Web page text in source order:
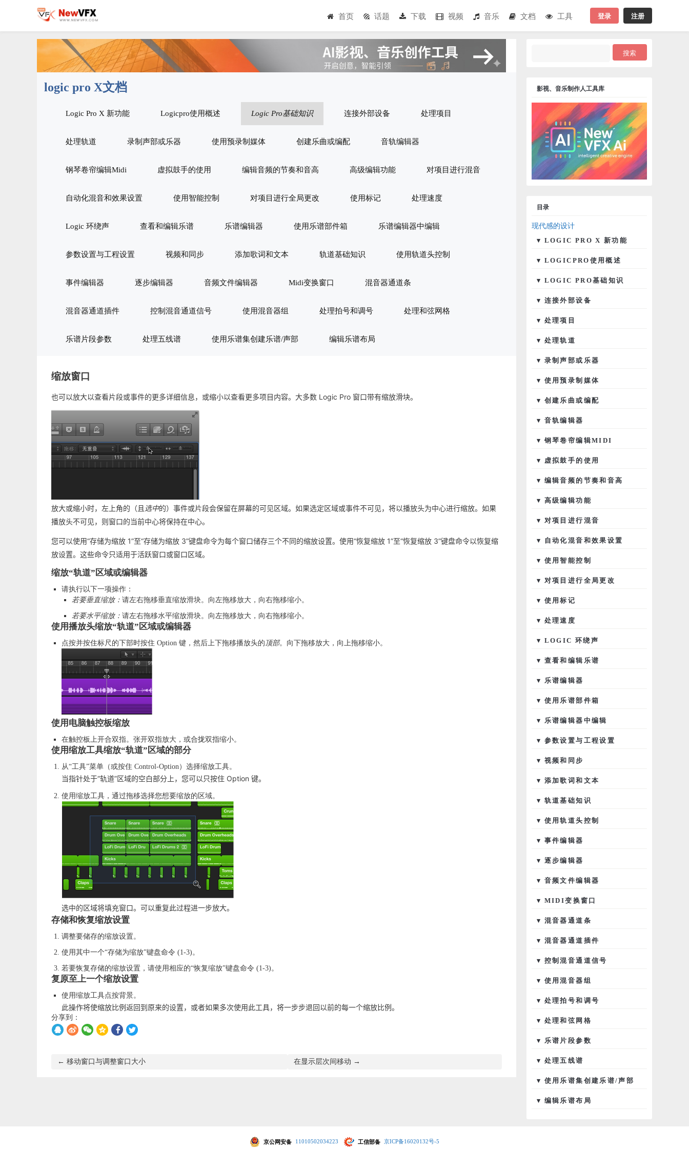
首页 话题 下载 视频 音乐 文档 工具 登录 注册
logic pro X文档
Logic Pro X 新功能 Logicpro使用概述 Logic Pro基础知识 连接外部设备 处理项目
处理轨道 录制声部或乐器 使用预录制媒体 创建乐曲或编配 音轨编辑器
钢琴卷帘编辑Midi 虚拟鼓手的使用 编辑音频的节奏和音高 高级编辑功能 对项目进行混音
自动化混音和效果设置 使用智能控制 对项目进行全局更改 使用标记 处理速度
Logic 环绕声 查看和编辑乐谱 乐谱编辑器 使用乐谱部件箱 乐谱编辑器中编辑
参数设置与工程设置 视频和同步 添加歌词和文本 轨道基础知识 使用轨道头控制
事件编辑器 逐步编辑器 音频文件编辑器 Midi变换窗口 混音器通道条
混音器通道插件 控制混音通道信号 使用混音器组 处理拍号和调号 处理和弦网格
乐谱片段参数 处理五线谱 使用乐谱集创建乐谱/声部 编辑乐谱布局
缩放窗口
也可以放大以查看片段或事件的更多详细信息，或缩小以查看更多项目内容。大多数 Logic Pro 窗口带有缩放滑块。
放大或缩小时，左上角的（且 选中的）事件或片段会保留在屏幕的可见区域。如果选定区域或事件不可见，将以播放头为中心进行缩放。如果
播放头不可见，则窗口的当前中心将保持在中心。
您可以使用“存储为缩放 1”至“存储为缩放 3”键盘命令为每个窗口储存三个不同的缩放设置。使用“恢复缩放 1”至“恢复缩放 3”键盘命令以恢复缩
放设置。这些命令只适用于活跃窗口或窗口区域。
缩放“轨道”区域或编辑器
请执行以下一项操作：
若要垂直缩放： 请左右拖移垂直缩放滑块。向左拖移放大，向右拖移缩小。
若要水平缩放： 请左右拖移水平缩放滑块。向左拖移放大，向右拖移缩小。
使用播放头缩放“轨道”区域或编辑器
点按并按住标尺的下部时按住 Option 键，然后上下拖移播放头的 顶部。向下拖移放大，向上拖移缩小。
使用电脑触控板缩放
在触控板上开合双指。张开双指放大，或合拢双指缩小。
使用缩放工具缩放“轨道”区域的部分
从“工具”菜单（或按住 Control-Option）选择缩放工具。
当指针处于“轨道”区域的空白部分上，您可以只按住 Option 键。
使用缩放工具，通过拖移选择您想要缩放的区域。
选中的区域将填充窗口。可以重复此过程进一步放大。
存储和恢复缩放设置
调整要储存的缩放设置。
使用其中一个“存储为缩放”键盘命令 (1-3)。
若要恢复存储的缩放设置，请使用相应的“恢复缩放”键盘命令 (1-3)。
复原至上一个缩放设置
使用缩放工具点按背景。
此操作将使缩放比例返回到原来的设置，或者如果多次使用此工具，将一步步退回以前的每一个缩放比例。
分享到：
文← 移动窗口与调整窗口大小 在显示层次间移动 →
影视、音乐制作人工具库
目录
现代感的设计
▾ LOGIC PRO X 新功能
▾ LOGICPRO使用概述
▾ LOGIC PRO基础知识
▾ 连接外部设备
▾ 处理项目
▾ 处理轨道
▾ 录制声部或乐器
▾ 使用预录制媒体
▾ 创建乐曲或编配
▾ 音轨编辑器
▾ 钢琴卷帘编辑MIDI
▾ 虚拟鼓手的使用
▾ 编辑音频的节奏和音高
▾ 高级编辑功能
▾ 对项目进行混音
▾ 自动化混音和效果设置
▾ 使用智能控制
▾ 对项目进行全局更改
▾ 使用标记
▾ 处理速度
▾ LOGIC 环绕声
▾ 查看和编辑乐谱
▾ 乐谱编辑器
▾ 使用乐谱部件箱
▾ 乐谱编辑器中编辑
▾ 参数设置与工程设置
▾ 视频和同步
▾ 添加歌词和文本
▾ 轨道基础知识
▾ 使用轨道头控制
▾ 事件编辑器
▾ 逐步编辑器
▾ 音频文件编辑器
▾ MIDI变换窗口
▾ 混音器通道条
▾ 混音器通道插件
▾ 控制混音通道信号
▾ 使用混音器组
▾ 处理拍号和调号
▾ 处理和弦网格
▾ 乐谱片段参数
▾ 处理五线谱
▾ 使用乐谱集创建乐谱/声部
▾ 编辑乐谱布局
京公网安备 11010502034223 工信部备 京ICP备16020132号-5